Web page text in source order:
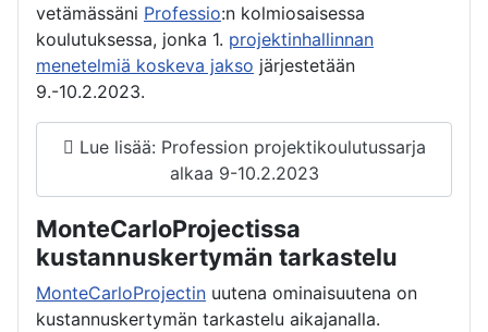
vetämässäni Professio:n kolmiosaisessa
koulutuksessa, jonka 1. projektinhallinnan
menetelmiä koskeva jakso järjestetään
9.-10.2.2023.
Lue lisää: Profession projektikoulutussarja
alkaa 9-10.2.2023
MonteCarloProjectissa
kustannuskertymän tarkastelu
MonteCarloProjectin uutena ominaisuutena on
kustannuskertymän tarkastelu aikajanalla.